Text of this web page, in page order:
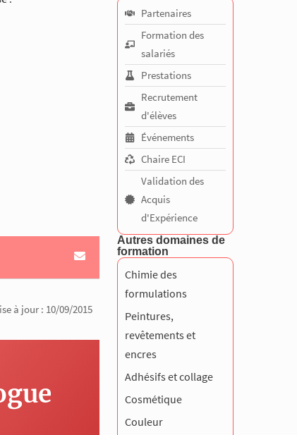
à jour : 10/09/2015
Partenaires
Formation des
salariés
Prestations
Recrutement
d'élèves
Événements
Chaire ECI
Validation des
Acquis
d'Expérience
Autres domaines de
formation
Chimie des
formulations
Peintures,
revêtements et
encres
Adhésifs et collage
Cosmétique
Couleur